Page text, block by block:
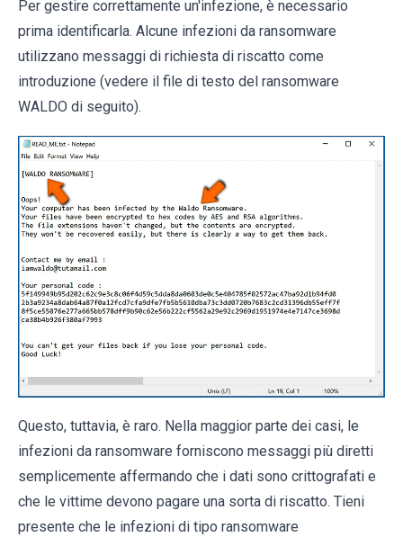
Per gestire correttamente un'infezione, è necessario
prima identificarla. Alcune infezioni da ransomware
utilizzano messaggi di richiesta di riscatto come
introduzione (vedere il file di testo del ransomware
WALDO di seguito).
Questo, tuttavia, è raro. Nella maggior parte dei casi, le
infezioni da ransomware forniscono messaggi più diretti
semplicemente affermando che i dati sono crittografati e
che le vittime devono pagare una sorta di riscatto. Tieni
presente che le infezioni di tipo ransomware